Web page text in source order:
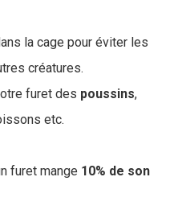
la cage pour éviter les
créatures.
furet des poussins,
etc.
furet mange 10% de son